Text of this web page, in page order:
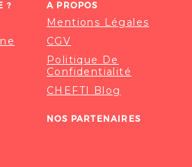
? A PROPOS
Mentions Légales
CGV
Politique De
Confidentialité
CHEFTI Blog
NOS PARTENAIRES